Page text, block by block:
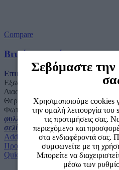
Σεβόμαστε την
Χρησιμοποιούμε cookies
την ομαλή λειτουργία
τις προτιμήσεις σας.
περιεχόμενο και
στα ενδιαφέροντά σας.
συμφωνείτε με τη
Μπορείτε να
μέσω των
Compare
Βιτρίνα Συντήρησης SD
Επικοινωνήστε μαζί μας για τιμή.
Εξωτερικές Διαστάσεις: 1130 x
Διαστάσεις: 1033 x 595 x 1562 mm
Θερμοκρασία: +1 / +10
Φωτισμός:LEDΨυκτικό Υγρό:
φυλλάδιο του ψυγείου κάντε click
σελίδα μας στο Facebook κάντε
Add to wishlist
Προσθήκη στο καλάθι
Quick view